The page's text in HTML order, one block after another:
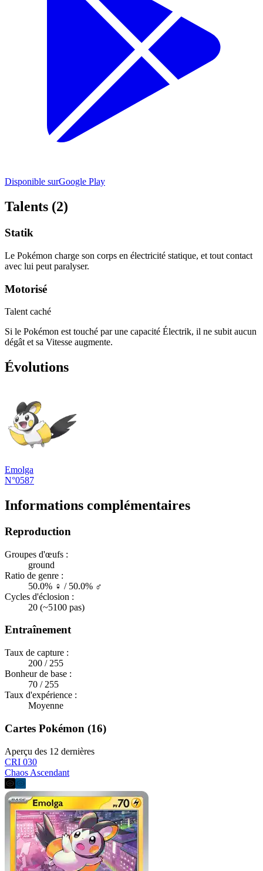
Disponible surGoogle Play
Talents (2)
Statik
Le Pokémon charge son corps en électricité statique, et tout contact
avec lui peut paralyser.
Motorisé
Talent caché
Si le Pokémon est touché par une capacité Électrik, il ne subit aucun
dégât et sa Vitesse augmente.
Évolutions
Emolga
N°0587
Informations complémentaires
Reproduction
Groupes d'œufs :
ground
Ratio de genre :
50.0% ♀ / 50.0% ♂
Cycles d'éclosion :
20 (~5100 pas)
Entraînement
Taux de capture :
200 / 255
Bonheur de base :
70 / 255
Taux d'expérience :
Moyenne
Cartes Pokémon (16)
Aperçu des 12 dernières
CRI 030
Chaos Ascendant